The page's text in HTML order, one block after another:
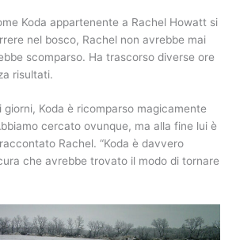
Koda appartenente a Rachel Howatt si
nel bosco, Rachel non avrebbe mai
scomparso. Ha trascorso diverse ore
risultati.
Koda è ricomparso magicamente
cercato ovunque, ma alla fine lui è
Rachel. “Koda è davvero
che avrebbe trovato il modo di tornare